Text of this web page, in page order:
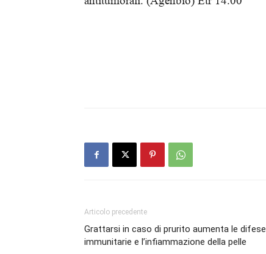
Articolo precedente
Grattarsi in caso di prurito aumenta le difese
immunitarie e l’infiammazione della pelle